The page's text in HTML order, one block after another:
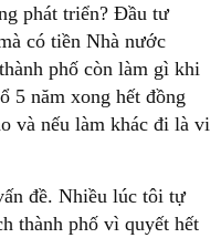
phát triển? Đầu tư
có tiền Nhà nước
phố còn làm gì khi
5 năm xong hết đồng
và nếu làm khác đi là vi
đề. Nhiều lúc tôi tự
thành phố vì quyết hết